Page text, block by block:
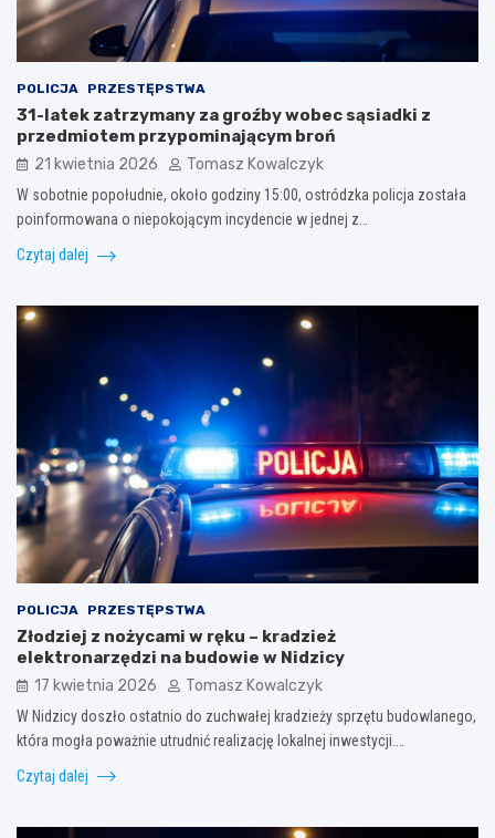
POLICJA PRZESTĘPSTWA
31-latek zatrzymany za groźby wobec sąsiadki z
przedmiotem przypominającym broń
21 kwietnia 2026 Tomasz Kowalczyk
W sobotnie popołudnie, około godziny 15:00, ostródzka policja została
poinformowana o niepokojącym incydencie w jednej z…
Czytaj dalej
POLICJA PRZESTĘPSTWA
Złodziej z nożycami w ręku – kradzież
elektronarzędzi na budowie w Nidzicy
17 kwietnia 2026 Tomasz Kowalczyk
W Nidzicy doszło ostatnio do zuchwałej kradzieży sprzętu budowlanego,
która mogła poważnie utrudnić realizację lokalnej inwestycji.…
Czytaj dalej